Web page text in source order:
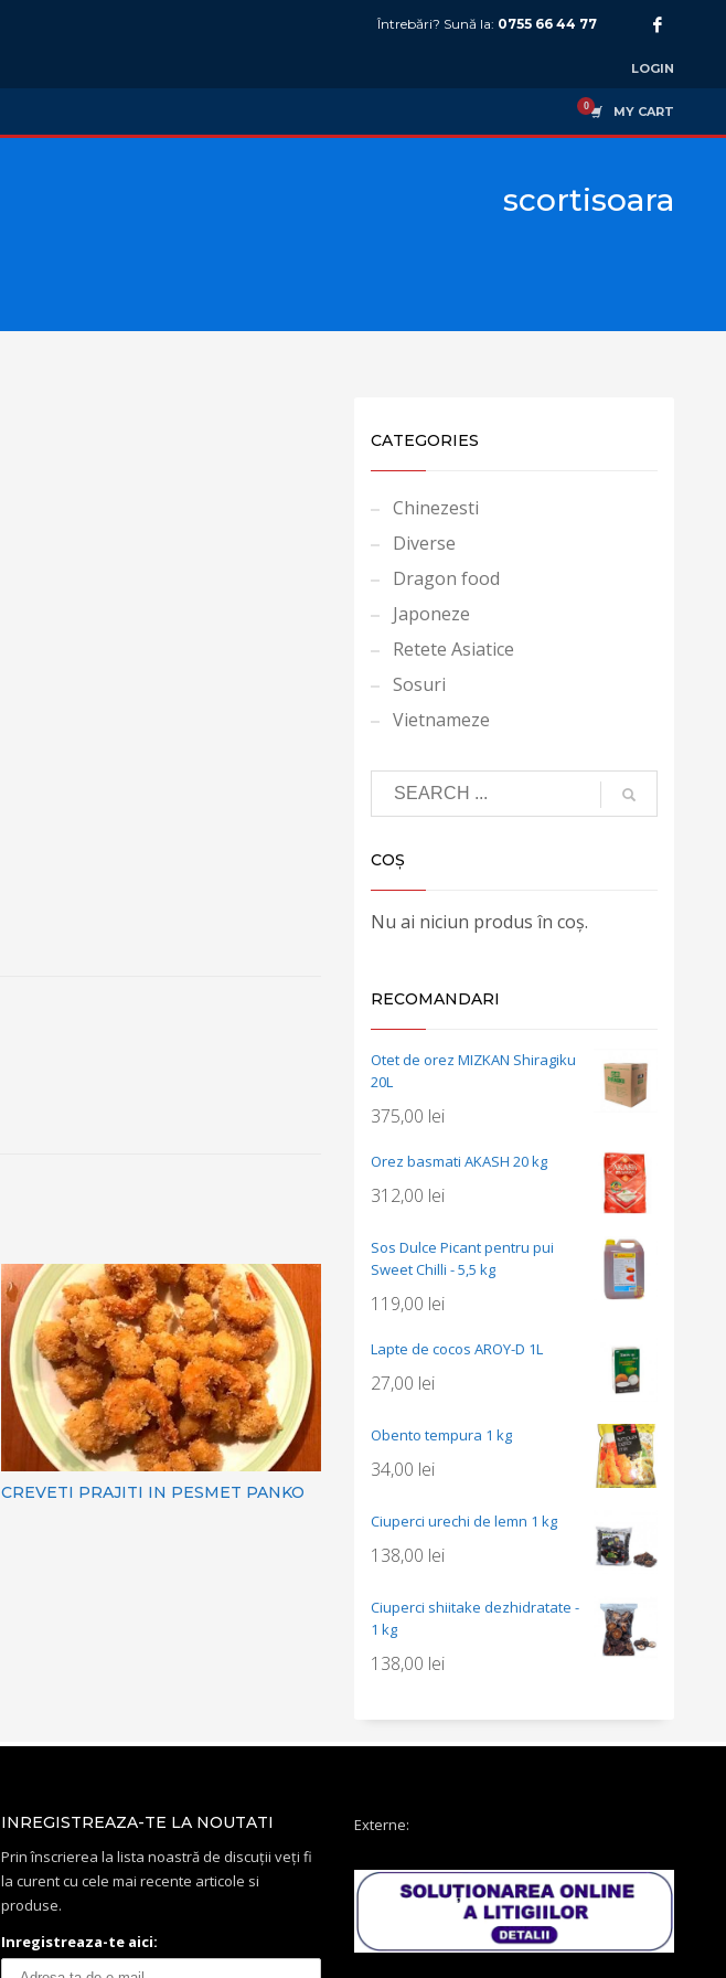
Întrebări? Sună la: 0755 66 44 77
LOGIN
MY CART
scortisoara
CREVETI PRAJITI IN PESMET PANKO
CATEGORIES
Chinezesti
Diverse
Dragon food
Japoneze
Retete Asiatice
Sosuri
Vietnameze
COȘ
Nu ai niciun produs în coș.
RECOMANDARI
Otet de orez MIZKAN Shiragiku
20L
375,00 lei
Orez basmati AKASH 20 kg
312,00 lei
Sos Dulce Picant pentru pui
Sweet Chilli - 5,5 kg
119,00 lei
Lapte de cocos AROY-D 1L
27,00 lei
Obento tempura 1 kg
34,00 lei
Ciuperci urechi de lemn 1 kg
138,00 lei
Ciuperci shiitake dezhidratate -
1 kg
138,00 lei
INREGISTREAZA-TE LA NOUTATI
Prin înscrierea la lista noastră de discuții veți fi
la curent cu cele mai recente articole si
produse.
Inregistreaza-te aici:
Externe: